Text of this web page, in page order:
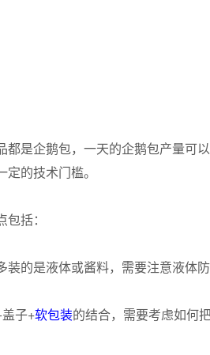
都是企鹅包，一天的企鹅包产量可
的技术门槛。
括：
装的是液体或酱料，需要注意液体
子+软包装的结合，需要考虑如何